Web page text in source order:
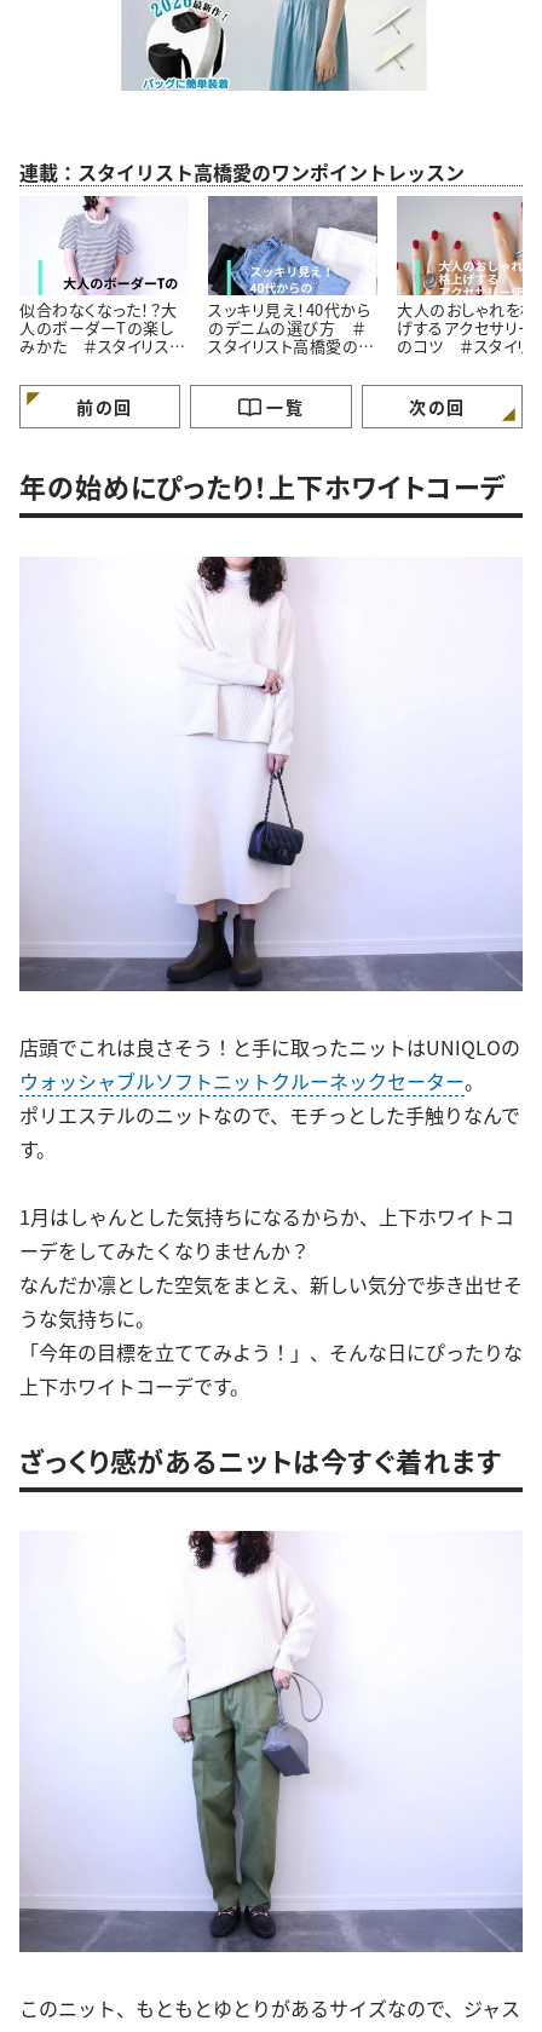
連載：スタイリスト高橋愛のワンポイントレッスン
似合わなくなった！？大
人のボーダーTの楽し
みかた ＃スタイリスト
｜vol.1
スッキリ見え！40代から
のデニムの選び方 ＃
スタイリスト高橋愛の着
大人のおしゃれを格
げするアクセサリー
のコツ ＃スタイリ
｜vol.3
前の回 一覧 次の回
年の始めにぴったり！上下ホワイトコーデ
店頭でこれは良さそう！と手に取ったニットはUNIQLOの
ウォッシャブルソフトニットクルーネックセーター。
ポリエステルのニットなので、モチっとした手触りなんで
す。
1月はしゃんとした気持ちになるからか、上下ホワイトコ
ーデをしてみたくなりませんか？
なんだか凛とした空気をまとえ、新しい気分で歩き出せそ
うな気持ちに。
「今年の目標を立ててみよう！」、そんな日にぴったりな
上下ホワイトコーデです。
ざっくり感があるニットは今すぐ着れます
このニット、もともとゆとりがあるサイズなので、ジャス